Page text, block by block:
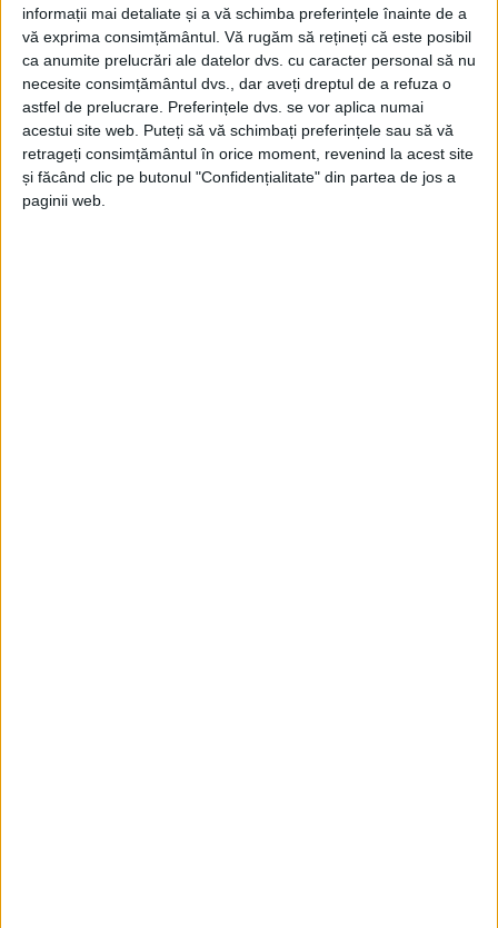
informații mai detaliate și a vă schimba preferințele înainte de a
vă exprima consimțământul. Vă rugăm să rețineți că este posibil
ca anumite prelucrări ale datelor dvs. cu caracter personal să nu
necesite consimțământul dvs., dar aveți dreptul de a refuza o
astfel de prelucrare. Preferințele dvs. se vor aplica numai
acestui site web. Puteți să vă schimbați preferințele sau să vă
retrageți consimțământul în orice moment, revenind la acest site
și făcând clic pe butonul "Confidențialitate" din partea de jos a
paginii web.
Arhive